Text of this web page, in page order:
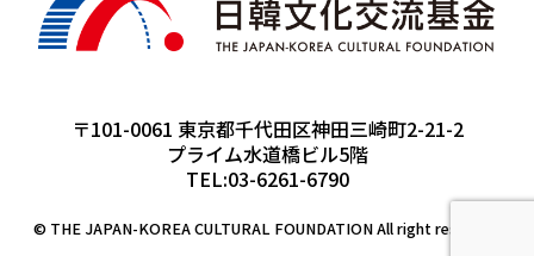
〒101-0061 東京都千代田区神田三崎町2-21-2
プライム水道橋ビル5階
TEL:03-6261-6790
© THE JAPAN-KOREA CULTURAL FOUNDATION All right reserved.